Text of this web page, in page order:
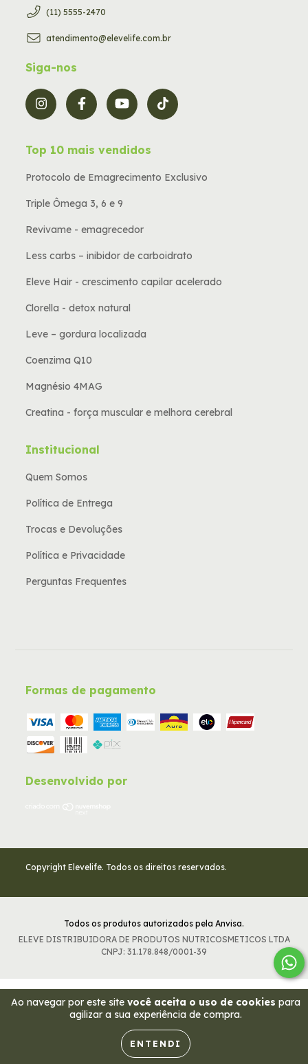
Ao navegar por este site você aceita o uso de cookies para
agilizar a sua experiência de compra.
ENTENDI
(11) 5555-2470
atendimento@elevelife.com.br
Siga-nos
Top 10 mais vendidos
Protocolo de Emagrecimento Exclusivo
Triple Ômega 3, 6 e 9
Revivame - emagrecedor
Less carbs – inibidor de carboidrato
Eleve Hair - crescimento capilar acelerado
Clorella - detox natural
Leve – gordura localizada
Coenzima Q10
Magnésio 4MAG
Creatina - força muscular e melhora cerebral
Institucional
Quem Somos
Política de Entrega
Trocas e Devoluções
Política e Privacidade
Perguntas Frequentes
Formas de pagamento
Desenvolvido por
Copyright Elevelife. Todos os direitos reservados.
Todos os produtos autorizados pela Anvisa.
ELEVE DISTRIBUIDORA DE PRODUTOS NUTRICOSMETICOS LTDA
CNPJ: 31.178.848/0001-39